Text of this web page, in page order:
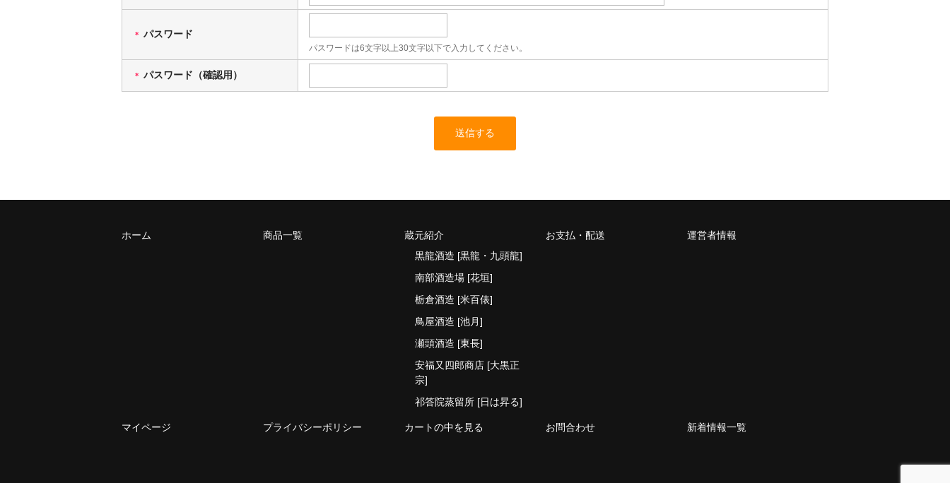
＊ パスワード
パスワードは6文字以上30文字以下で入力してください。
＊ パスワード（確認用）
ホーム 商品一覧
蔵元紹介
黒龍酒造 [黒龍・九頭龍]
南部酒造場 [花垣]
栃倉酒造 [米百俵]
鳥屋酒造 [池月]
瀬頭酒造 [東長]
安福又四郎商店 [大黒正
宗]
祁答院蒸留所 [日は昇る]
お支払・配送 運営者情報
マイページ プライバシーポリシー カートの中を見る お問合わせ 新着情報一覧